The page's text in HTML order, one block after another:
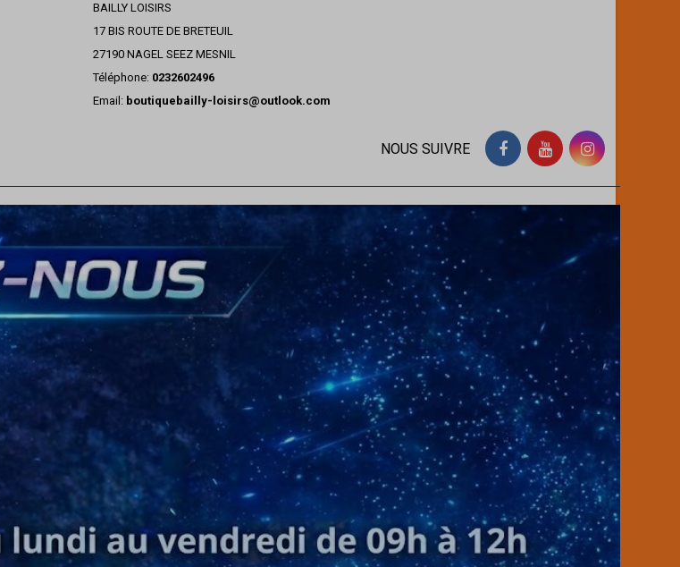
BAILLY LOISIRS
17 BIS ROUTE DE BRETEUIL
27190 NAGEL SEEZ MESNIL
Téléphone: 0232602496
Email: boutiquebailly-loisirs@outlook.com
NOUS SUIVRE